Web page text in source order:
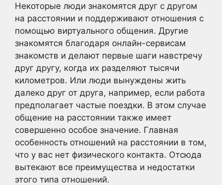
Некоторые люди знакомятся друг с другом
на расстоянии и поддерживают отношения с
помощью виртуального общения. Другие
знакомятся благодаря онлайн-сервисам
знакомств и делают первые шаги навстречу
друг другу, когда их разделяют тысячи
километров. Или люди вынуждены жить
далеко друг от друга, например, если работа
предполагает частые поездки. В этом случае
общение на расстоянии также имеет
совершенно особое значение. Главная
особенность отношений на расстоянии в том,
что у вас нет физического контакта. Отсюда
вытекают все преимущества и недостатки
этого типа отношений.